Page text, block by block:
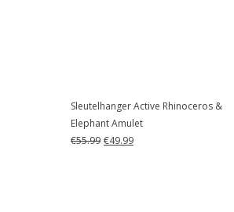
Sleutelhanger Active Rhinoceros &
Elephant Amulet
€55.99 Oorspronkelijke
€49.99Huidige